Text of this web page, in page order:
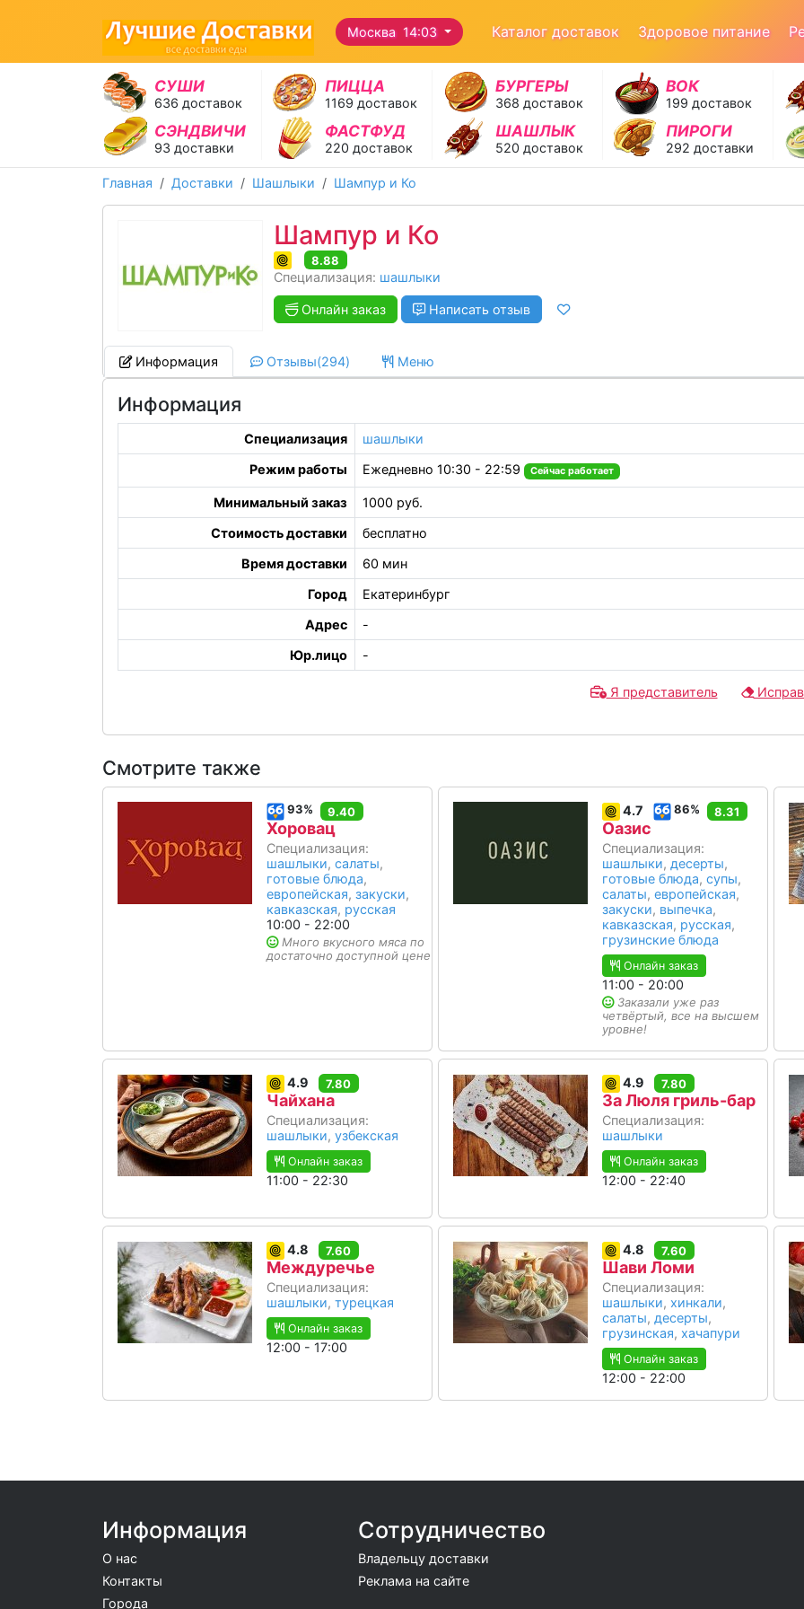
Москва 14:03 Каталог доставок Здоровое питание
СУШИ
636 доставок
ПИЦЦА
1169 доставок
БУРГЕРЫ
368 доставок
ВОК
199 доставок
СЭНДВИЧИ
93 доставки
ФАСТФУД
220 доставок
ШАШЛЫК
520 доставок
ПИРОГИ
292 доставки
Главная Доставки Шашлыки Шампур и Ко
Шампур и Ко
8.88
Специализация: шашлыки
Онлайн заказ Написать отзыв
Информация Отзывы(294) Меню
Информация
Специализация
шашлыки
Режим работы
Ежедневно 10:30 - 22:59 Сейчас работает
Минимальный заказ
1000 руб.
Стоимость доставки
бесплатно
Время доставки
60 мин
Город
Екатеринбург
Адрес
-
Юр.лицо
-
Я представитель
Смотрите также
93% 9.40
Хоровац
Специализация:
шашлыки, салаты,
готовые блюда,
европейская, закуски,
кавказская, русская
10:00 - 22:00
Много вкусного мяса по
достаточно доступной цене
4.7 86% 8.31
Оазис
Специализация:
шашлыки, десерты,
готовые блюда, супы,
салаты, европейская,
закуски, выпечка,
кавказская, русская,
грузинские блюда
Онлайн заказ
11:00 - 20:00
Заказали уже раз
четвёртый, все на высшем
уровне!
4.9 7.80
Чайхана
Специализация:
шашлыки, узбекская
Онлайн заказ
11:00 - 22:30
4.9 7.80
За Люля гриль-бар
Специализация:
шашлыки
Онлайн заказ
12:00 - 22:40
4.8 7.60
Междуречье
Специализация:
шашлыки, турецкая
Онлайн заказ
12:00 - 17:00
4.8 7.60
Шави Ломи
Специализация:
шашлыки, хинкали,
салаты, десерты,
грузинская, хачапури
Онлайн заказ
12:00 - 22:00
Информация
О нас
Контакты
Города
Сотрудничество
Владельцу доставки
Реклама на сайте